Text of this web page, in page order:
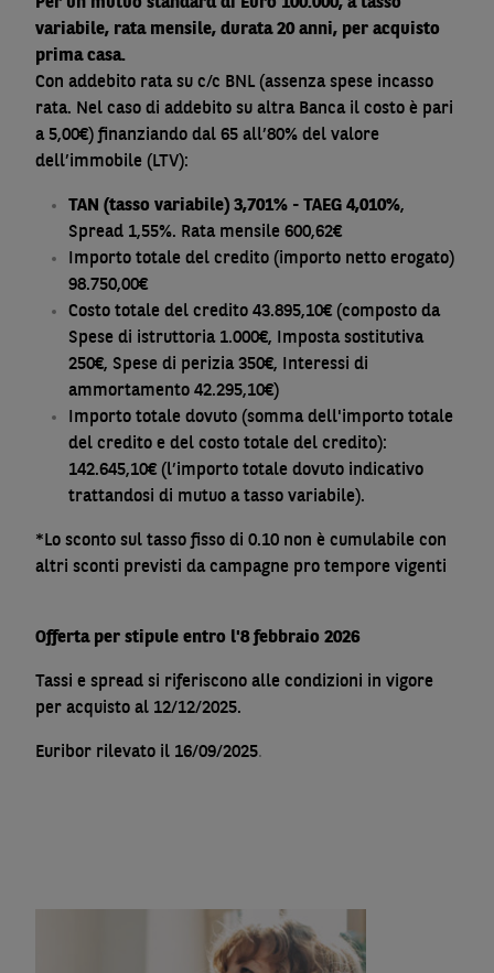
variabile, rata mensile, durata 20 anni, per acquisto
prima casa.
Con addebito rata su c/c BNL (assenza spese incasso
rata. Nel caso di addebito su altra Banca il costo è pari
a 5,00€) finanziando dal 65 all’80% del valore
dell’immobile (LTV):
TAN (tasso variabile) 3,701% - TAEG 4,010%,
Spread 1,55%. Rata mensile 600,62€
Importo totale del credito (importo netto erogato)
98.750,00€
Costo totale del credito 43.895,10€ (composto da
Spese di istruttoria 1.000€, Imposta sostitutiva
250€, Spese di perizia 350€, Interessi di
ammortamento 42.295,10€)
Importo totale dovuto (somma dell'importo totale
del credito e del costo totale del credito):
142.645,10€ (l’importo totale dovuto indicativo
trattandosi di mutuo a tasso variabile).
*Lo sconto sul tasso fisso di 0.10 non è cumulabile con
altri sconti previsti da campagne pro tempore vigenti
Offerta per stipule entro l'8 febbraio 2026
Tassi e spread si riferiscono alle condizioni in vigore
per acquisto al 12/12/2025.
Euribor rilevato il 16/09/2025.